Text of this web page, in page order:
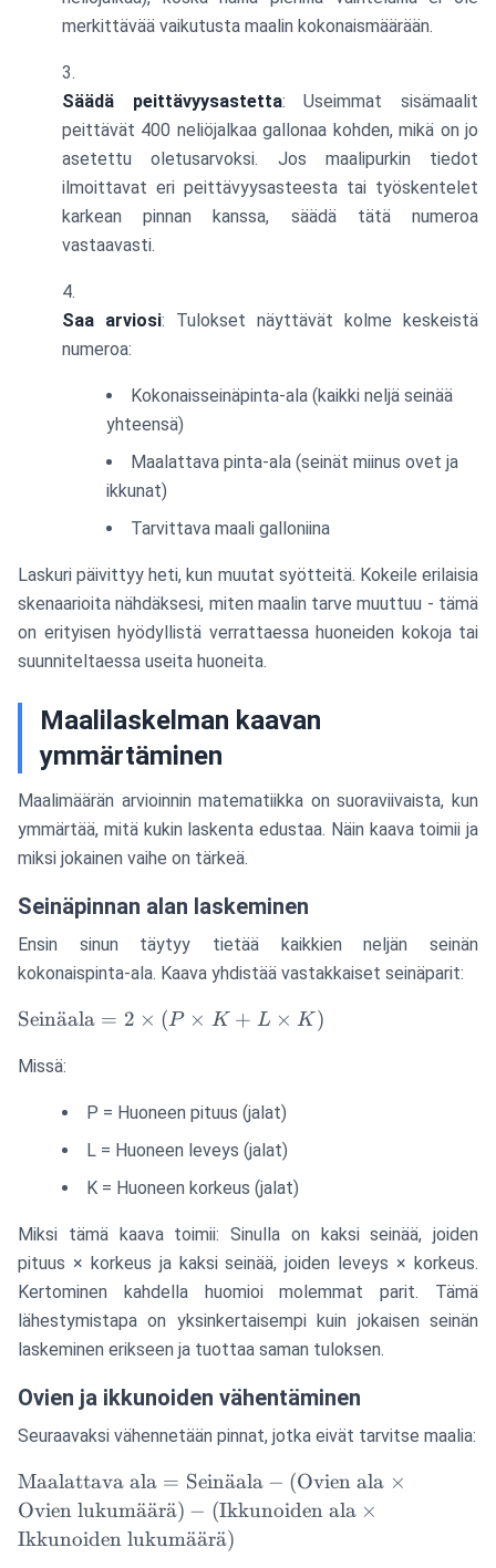
merkittävää vaikutusta maalin kokonaismäärään.
Säädä peittävyysastetta: Useimmat sisämaalit
peittävät 400 neliöjalkaa gallonaa kohden, mikä on jo
asetettu oletusarvoksi. Jos maalipurkin tiedot
ilmoittavat eri peittävyysasteesta tai työskentelet
karkean pinnan kanssa, säädä tätä numeroa
vastaavasti.
Saa arviosi: Tulokset näyttävät kolme keskeistä
numeroa:
Kokonaisseinäpinta-ala (kaikki neljä seinää
yhteensä)
Maalattava pinta-ala (seinät miinus ovet ja
ikkunat)
Tarvittava maali galloniina
Laskuri päivittyy heti, kun muutat syötteitä. Kokeile erilaisia
skenaarioita nähdäksesi, miten maalin tarve muuttuu - tämä
on erityisen hyödyllistä verrattaessa huoneiden kokoja tai
suunniteltaessa useita huoneita.
Maalilaskelman kaavan
ymmärtäminen
Maalimäärän arvioinnin matematiikka on suoraviivaista, kun
ymmärtää, mitä kukin laskenta edustaa. Näin kaava toimii ja
miksi jokainen vaihe on tärkeä.
Seinäpinnan alan laskeminen
Ensin sinun täytyy tietää kaikkien neljän seinän
kokonaispinta-ala. Kaava yhdistää vastakkaiset seinäparit:
\text{Seinäala}
\times K + L
Seina
¨ala = 2 × (P × K + L × K )
Missä:
P = Huoneen pituus (jalat)
L = Huoneen leveys (jalat)
K = Huoneen korkeus (jalat)
Miksi tämä kaava toimii: Sinulla on kaksi seinää, joiden
pituus × korkeus ja kaksi seinää, joiden leveys × korkeus.
Kertominen kahdella huomioi molemmat parit. Tämä
lähestymistapa on yksinkertaisempi kuin jokaisen seinän
laskeminen erikseen ja tuottaa saman tuloksen.
Ovien ja ikkunoiden vähentäminen
Seuraavaksi vähennetään pinnat, jotka eivät tarvitse maalia:
\text{Maalattava
ala} =
\text{Seinäala} -
Maalattava ala = Seina
¨ala − (Ovien ala ×
Ovien lukuma
¨a
¨ra
¨) − (Ikkunoiden ala ×
Ikkunoiden lukuma
¨a
¨ra
¨)